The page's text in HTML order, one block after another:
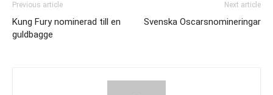
Previous article
Kung Fury nominerad till en
guldbagge
Next article
Svenska Oscarsnomineringar